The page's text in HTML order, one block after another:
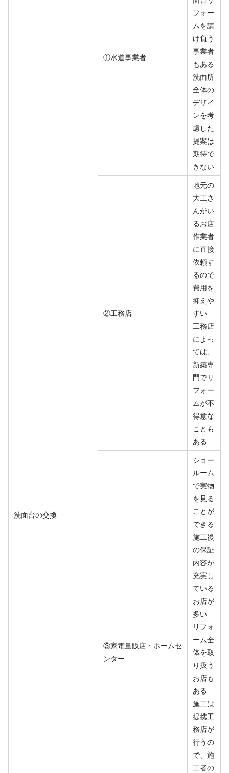
洗面台の交換
①水道事業者
フォー
ムを請
け負う
事業者
もある
洗面所
全体の
デザイ
ンを考
慮した
提案は
期待で
きない
②工務店
地元の
大工さ
んがい
るお店
作業者
に直接
依頼す
るので
費用を
抑えや
すい
工務店
によっ
ては、
新築専
門でリ
フォー
ムが不
得意な
ことも
ある
③家電量販店・ホームセ
ンター
ショー
ルーム
で実物
を見る
ことが
できる
施工後
の保証
内容が
充実し
ている
お店が
多い
リフォ
ーム全
体を取
り扱う
お店も
ある
施工は
提携工
務店が
行うの
で、施
工者の